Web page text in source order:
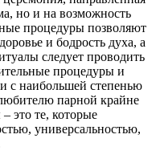
но и на возможность
процедуры позволяют
и бодрость духа, а
следует проводить
процедуры и
с наибольшей степенью
парной крайне
это те, которые
универсальностью,